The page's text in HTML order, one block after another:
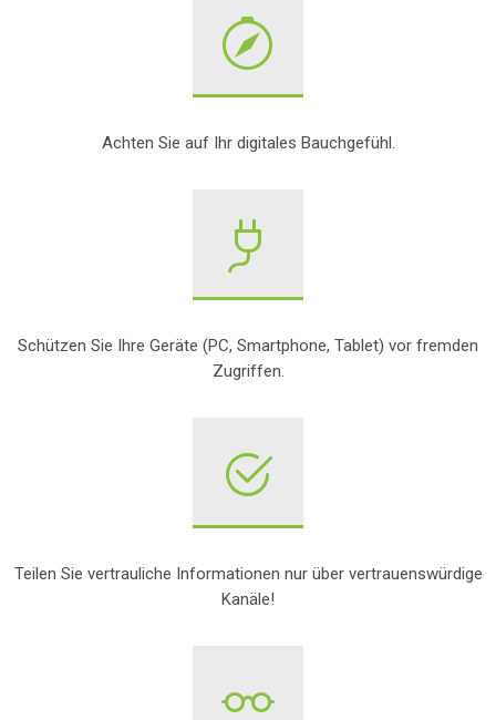
Achten Sie auf Ihr digitales Bauchgefühl.
Schützen Sie Ihre Geräte (PC, Smartphone, Tablet) vor fremden
Zugriffen.
Teilen Sie vertrauliche Informationen nur über vertrauenswürdige
Kanäle!